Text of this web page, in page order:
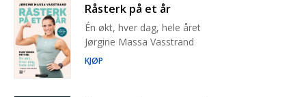
Råsterk på et år
Én økt, hver dag, hele året
Jørgine Massa Vasstrand
KJØP